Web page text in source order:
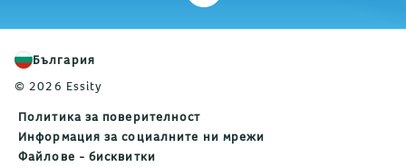
България
© 2026 Essity
Политика за поверителност
Информация за социалните ни мрежи
Файлове - бисквитки